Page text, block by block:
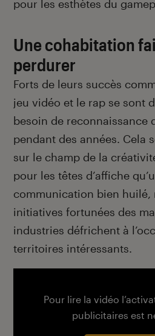
pour les esthètes du
Une cohabitation
perdurer
Forts de leurs succès
jeu vidéo et le rap se sont
besoin de reconnaissance
pendant des années. Cela
sur le champ de la
pour les têtes d’affiche
communication bien huilé,
initiatives fortunées des
industries défrichent à
territoires intéressants.
Pour lire la vidéo
publicitaires est